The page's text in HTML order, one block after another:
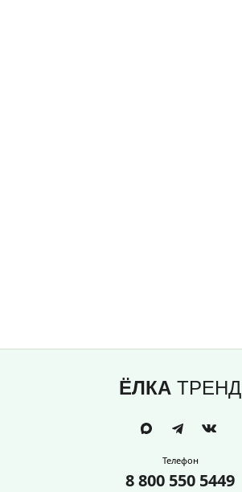
ЁЛКА ТРЕНД
Телефон
8 800 550 5449